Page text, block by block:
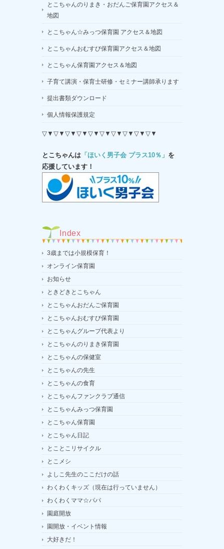
とこちゃんのりまき・おだんご保育園アクセス＆
地図
とこちゃん☆みっつ保育園 アクセス＆地図
とこちゃんおむすび保育園アクセス＆地図
とこちゃん保育園アクセス＆地図
子育て講演・保育士研修・セミナー講師承ります
提出書類ダウンロード
個人情報保護規定
▽▼▽▼▽▼▽▼▽▼▽▼▽▼▽▼▽▼▽▼
とこちゃんは 「ほいく男子会 プラス10％」 を
応援しています！
Index
3歳までは小規模保育！
オンライン保育園
お知らせ
ときどきとこちゃん
とこちゃんおだんご保育園
とこちゃんおむすび保育園
とこちゃんグループ代表より
とこちゃんのりまき保育園
とこちゃんの保健室
とこちゃんの先生
とこちゃんの食育
とこちゃんファンクラブ通信
とこちゃんみっつ保育園
とこちゃん保育園
とこちゃん日記
とことこリサイクル
とこメシ
よしこ先生のここだけの話
わくわくキッズ（現在は行っていません）
わくわくママ☆パパ
園庭開放
園開放・イベント情報
大好きだ！